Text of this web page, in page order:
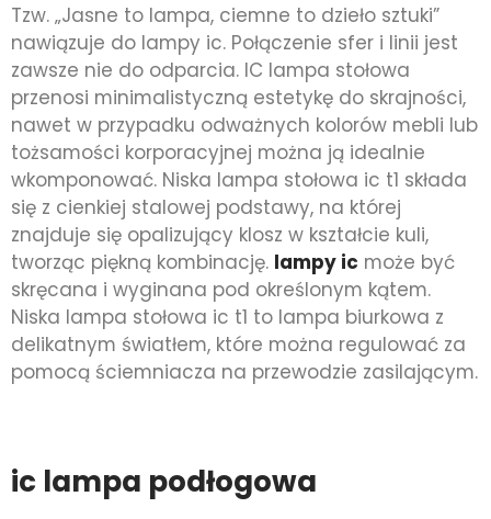
Tzw. „Jasne to lampa, ciemne to dzieło sztuki”
nawiązuje do lampy ic. Połączenie sfer i linii jest
zawsze nie do odparcia. IC lampa stołowa
przenosi minimalistyczną estetykę do skrajności,
nawet w przypadku odważnych kolorów mebli lub
tożsamości korporacyjnej można ją idealnie
wkomponować. Niska lampa stołowa ic t1 składa
się z cienkiej stalowej podstawy, na której
znajduje się opalizujący klosz w kształcie kuli,
tworząc piękną kombinację. lampy ic może być
skręcana i wyginana pod określonym kątem.
Niska lampa stołowa ic t1 to lampa biurkowa z
delikatnym światłem, które można regulować za
pomocą ściemniacza na przewodzie zasilającym.
ic lampa podłogowa